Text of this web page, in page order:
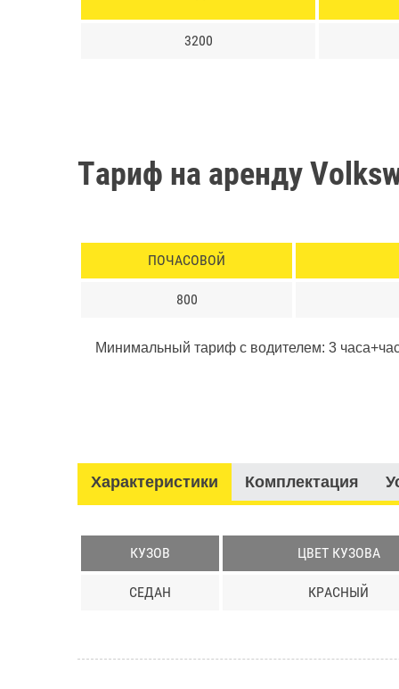
3200
Тариф на аренду
ПОЧАСОВОЙ
800
Минимальный тариф с водителем: 3
Характеристики Комплектация
КУЗОВ ЦВЕТ КУЗОВА
СЕДАН КРАСНЫЙ